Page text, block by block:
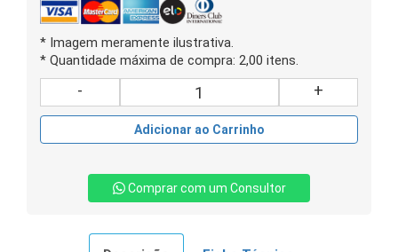
* Imagem meramente ilustrativa.
* Quantidade máxima de compra: 2,00 itens.
- +
Adicionar ao Carrinho
Comprar com um Consultor